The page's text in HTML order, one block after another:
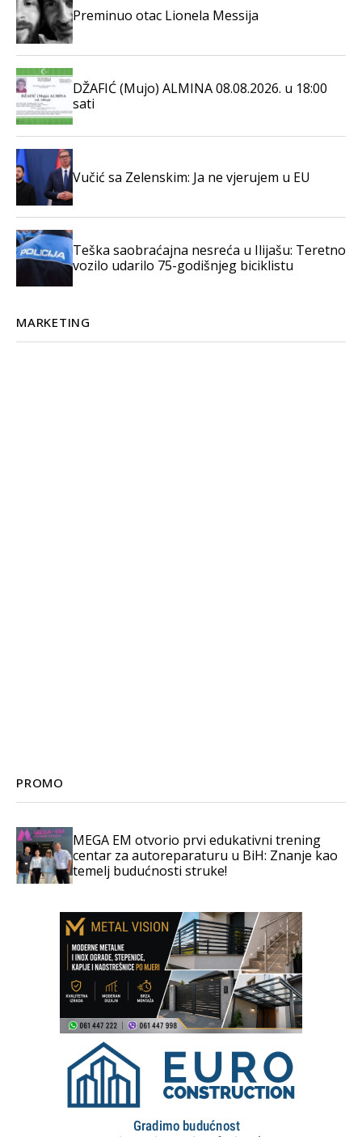
Preminuo otac Lionela Messija
DŽAFIĆ (Mujo) ALMINA 08.08.2026. u 18:00
sati
Vučić sa Zelenskim: Ja ne vjerujem u EU
Teška saobraćajna nesreća u Ilijašu: Teretno
vozilo udarilo 75-godišnjeg biciklistu
MARKETING
PROMO
MEGA EM otvorio prvi edukativni trening
centar za autoreparaturu u BiH: Znanje kao
temelj budućnosti struke!